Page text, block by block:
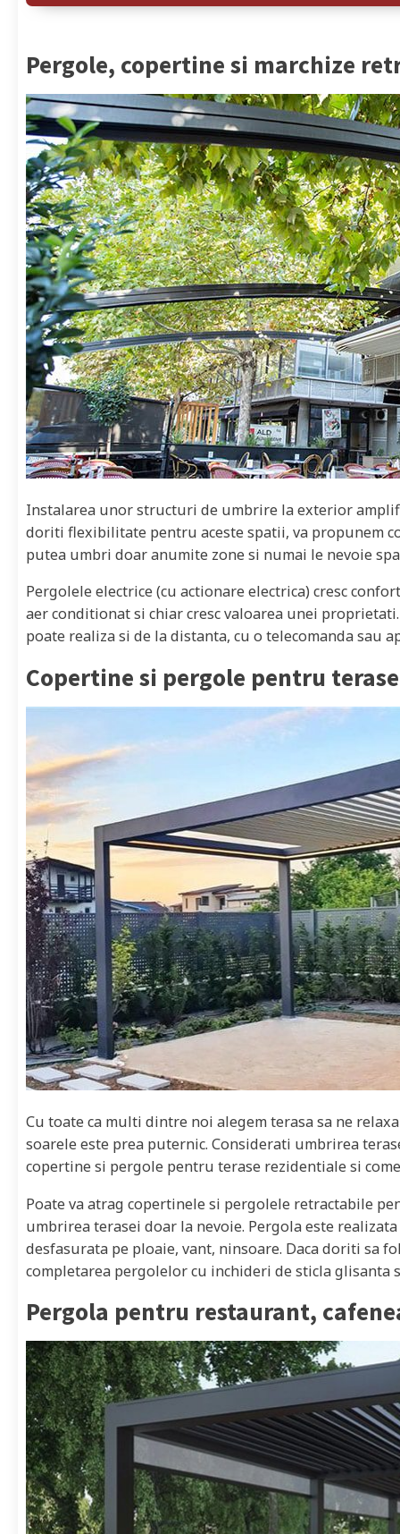
Pergole, copertine si marchize
Instalarea unor structuri de umbrire la exterior
doriti flexibilitate pentru aceste spatii, va propunem
putea umbri doar anumite zone si numai le nevoie
Pergolele electrice (cu actionare electrica) cresc
aer conditionat si chiar cresc valoarea unei
poate realiza si de la distanta, cu o telecomanda sau
Copertine si pergole pentru terase
Cu toate ca multi dintre noi alegem terasa sa ne
soarele este prea puternic. Considerati umbrirea
copertine si pergole pentru terase rezidentiale si
Poate va atrag copertinele si pergolele retractabile
umbrirea terasei doar la nevoie. Pergola este
desfasurata pe ploaie, vant, ninsoare. Daca doriti sa
completarea pergolelor cu inchideri de sticla glisanta
Pergola pentru restaurant,